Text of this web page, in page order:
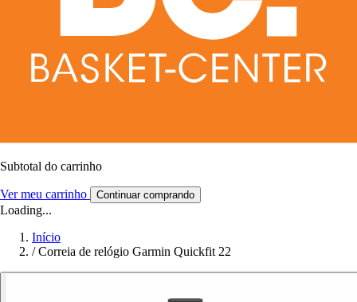
Subtotal do carrinho
Ver meu carrinho Continuar comprando
Loading...
Início
/ Correia de relógio Garmin Quickfit 22